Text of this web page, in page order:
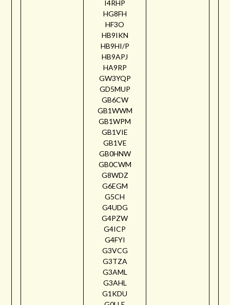
I4RHP
HG8FH
HF3O
HB9IKN
HB9HI/P
HB9APJ
HA9RP
GW3YQP
GD5MUP
GB6CW
GB1WWM
GB1WPM
GB1VIE
GB1VE
GB0HNW
GB0CWM
G8WDZ
G6EGM
G5CH
G4UDG
G4PZW
G4ICP
G4FYI
G3VCG
G3TZA
G3AML
G3AHL
G1KDU